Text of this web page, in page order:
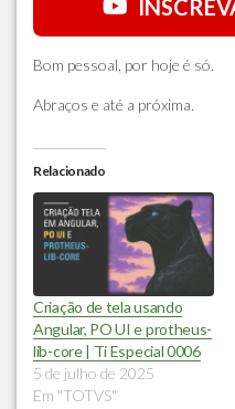
Bom pessoal, por hoje é só.
Abraços e até a próxima.
Relacionado
Criação de tela usando
Angular, PO UI e protheus-
lib-core | Ti Especial 0006
5 de julho de 2025
Em "TOTVS"